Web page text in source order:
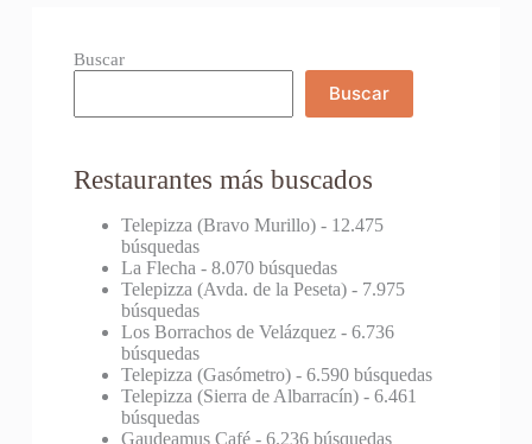
Buscar
Buscar
Restaurantes más buscados
Telepizza (Bravo Murillo)- 12.475
búsquedas
La Flecha - 8.070 búsquedas
Telepizza (Avda. de la Peseta)- 7.975
búsquedas
Los Borrachos de Velázquez- 6.736
búsquedas
Telepizza (Gasómetro)- 6.590 búsquedas
Telepizza (Sierra de Albarracín)- 6.461
búsquedas
Gaudeamus Café- 6.236 búsquedas